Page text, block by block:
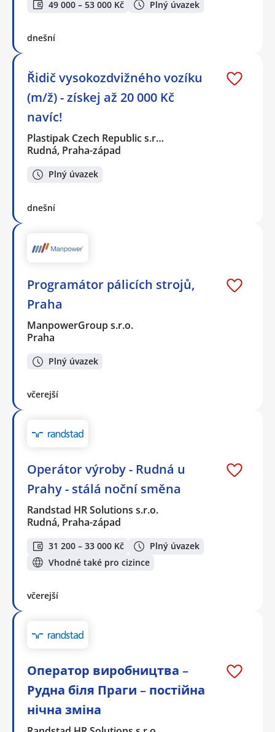
49 000 – 53 000 Kč Plný úvazek
dnešní
Řidič vysokozdvižného vozíku
(m/ž) - získej až 20 000 Kč
navíc!
Plastipak Czech Republic s.r…
Rudná, Praha-západ
Plný úvazek
dnešní
Programátor pálicích strojů,
Praha
ManpowerGroup s.r.o.
Praha
Plný úvazek
včerejší
Operátor výroby - Rudná u
Prahy - stálá noční směna
Randstad HR Solutions s.r.o.
Rudná, Praha-západ
31 200 – 33 000 Kč
Plný úvazek
Vhodné také pro cizince
včerejší
Оператор виробництва –
Рудна біля Праги – постійна
нічна зміна